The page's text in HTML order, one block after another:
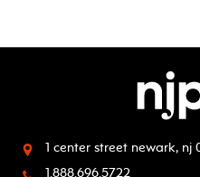
1 center street newark, nj
1.888.696.5722